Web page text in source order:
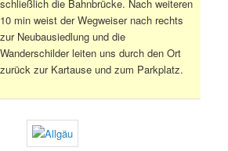
schließlich die Bahnbrücke. Nach weiteren
10 min weist der Wegweiser nach rechts
zur Neubausiedlung und die
Wanderschilder leiten uns durch den Ort
zurück zur Kartause und zum Parkplatz.